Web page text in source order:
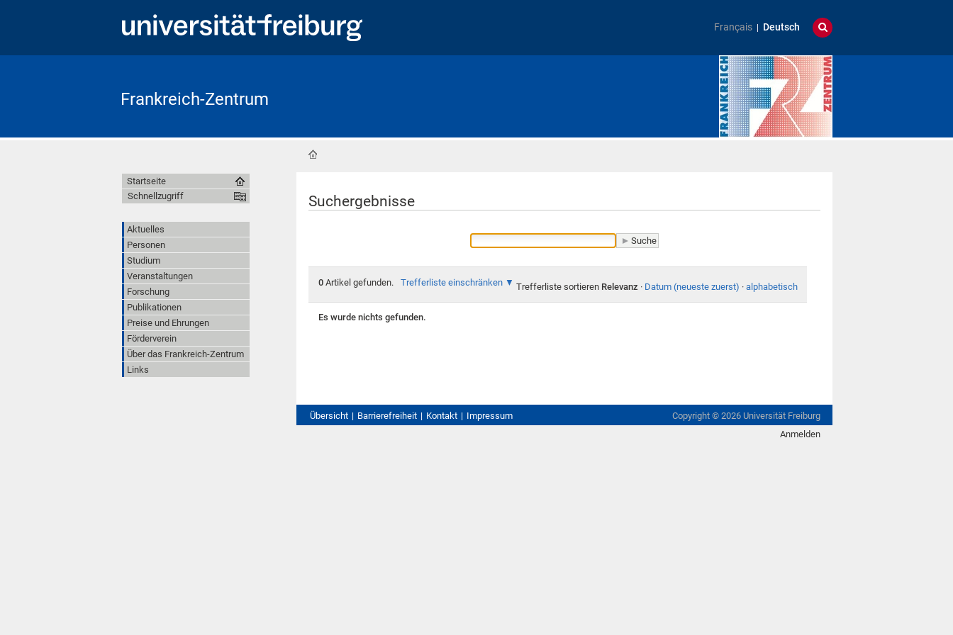
Français Deutsch
Frankreich-Zentrum
Suchergebnisse
0Artikel gefunden. Trefferliste einschränken Trefferliste sortieren Relevanz · Datum (neueste zuerst) · alphabetisch
Es wurde nichts gefunden.
Startseite
Schnellzugriff
Aktuelles
Personen
Studium
Veranstaltungen
Forschung
Publikationen
Preise und Ehrungen
Förderverein
Über das Frankreich-Zentrum
Links
Übersicht Barrierefreiheit Kontakt Impressum Copyright © 2026 Universität Freiburg
Anmelden